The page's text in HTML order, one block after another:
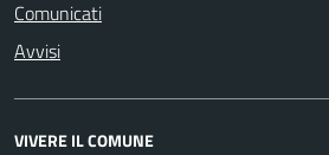
Comunicati
Avvisi
VIVERE IL COMUNE